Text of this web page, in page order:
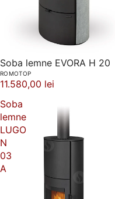
Soba lemne EVORA H 20
ROMOTOP
11.580,00 lei
Soba
lemne
LUGO
N
03
A